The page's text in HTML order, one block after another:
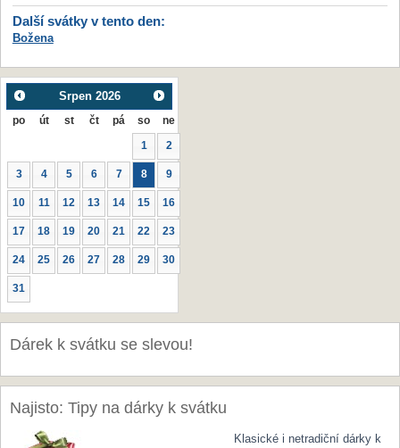
Další svátky v tento den:
Božena
Srpen 2026
po út st čt pá so ne
1 2
3 4 5 6 7 8 9
10 11 12 13 14 15 16
17 18 19 20 21 22 23
24 25 26 27 28 29 30
31
Dárek k svátku se slevou!
Najisto: Tipy na dárky k svátku
Klasické i netradiční dárky k